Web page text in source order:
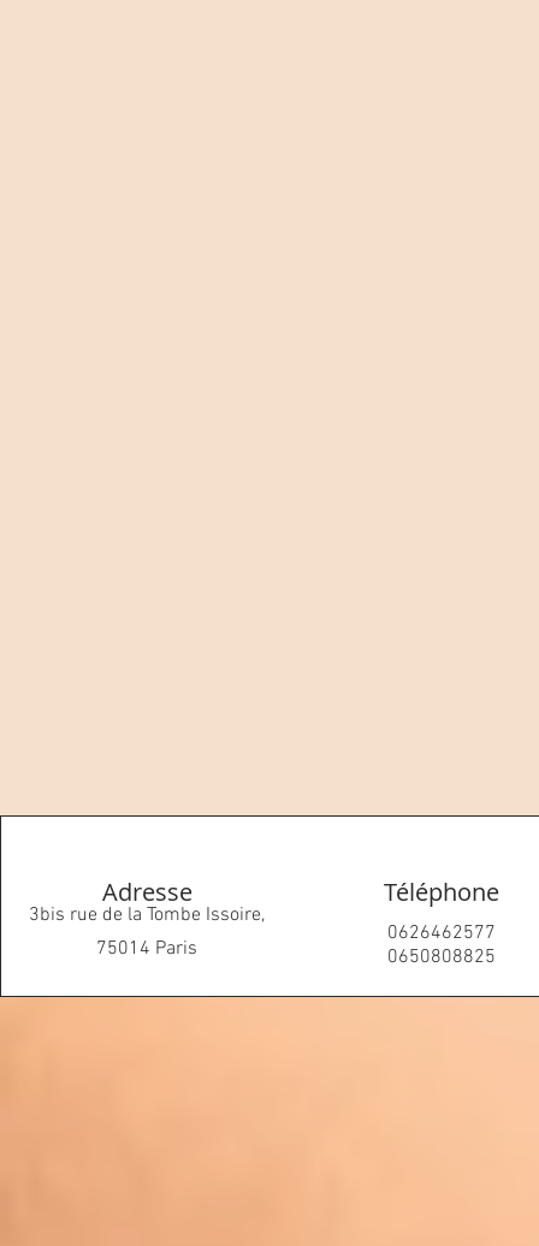
Adresse
3bis rue de la Tombe Issoire,
75014 Paris
Téléphone
0626462577
0650808825